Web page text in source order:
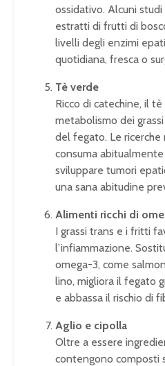
ossidativo. Alcuni
estratti di frutti di
livelli degli enzimi
quotidiana, fresca o
Tè verde
Ricco di catechine, il
metabolismo dei
del fegato. Le ricerche
consuma
sviluppare tumori
una sana abitudine
Alimenti ricchi di
I grassi trans e i fritti
l’infiammazione.
omega-3, come
lino, migliora il fegato
e abbassa il rischio di
Aglio e cipolla
Oltre a essere
contengono composti